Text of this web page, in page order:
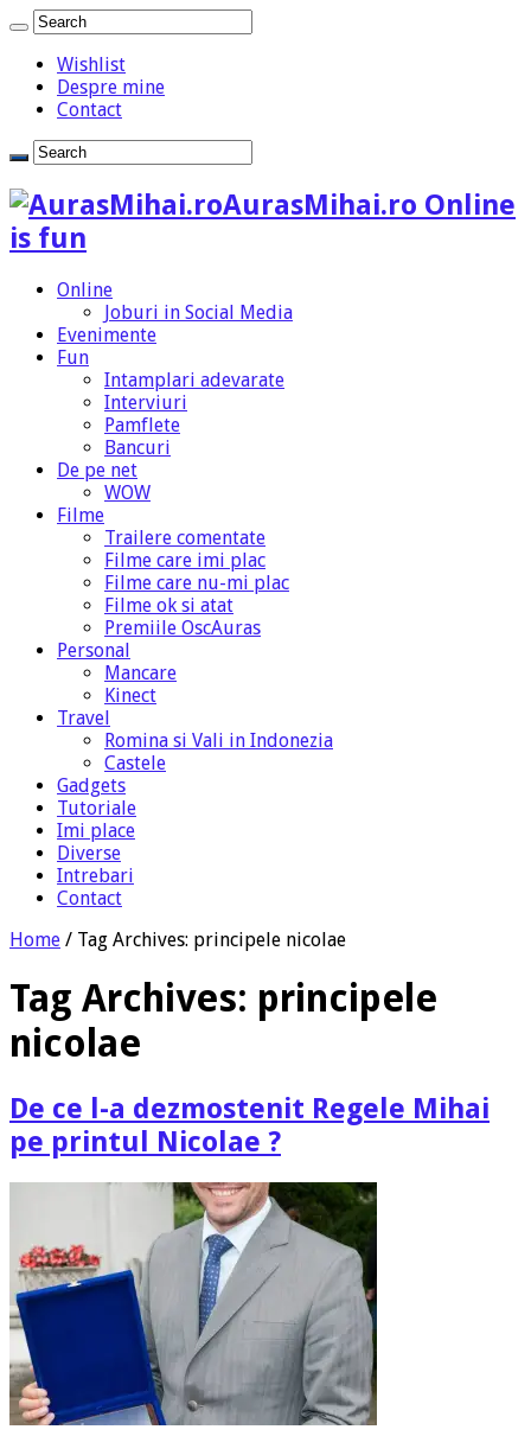
Wishlist
Despre mine
Contact
AurasMihai.ro Online
is fun
Online
Joburi in Social Media
Evenimente
Fun
Intamplari adevarate
Interviuri
Pamflete
Bancuri
De pe net
WOW
Filme
Trailere comentate
Filme care imi plac
Filme care nu-mi plac
Filme ok si atat
Premiile OscAuras
Personal
Mancare
Kinect
Travel
Romina si Vali in Indonezia
Castele
Gadgets
Tutoriale
Imi place
Diverse
Intrebari
Contact
Home / Tag Archives: principele nicolae
Tag Archives: principele
nicolae
De ce l-a dezmostenit Regele Mihai
pe printul Nicolae ?